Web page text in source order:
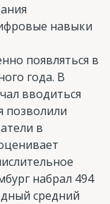
навыки
появляться в
года. В
вводиться
позволили
в
набрал 494
средний